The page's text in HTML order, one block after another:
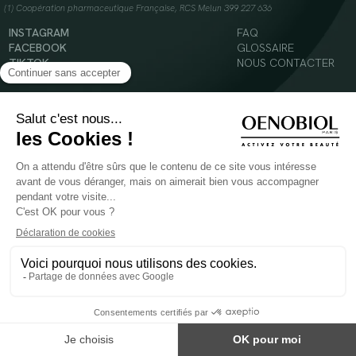
(1) Coopération pharmaceutique Française, RCS Melun 399 227 636
INSTAGRAM
FACEBOOK
TIKTOK
YOUTUBE
FAQ
GLOSSAIRE
NOUS CONTACTER
© 2024 Oenobiol Paris
Mentions légales
Politique en matière de cookies
POUR VOTRE SANTÉ, MANGEZ AU MOINS CINQ FRUITS ET LÉGUMES PAR JOUR -
Les complément alimentaires doivent être utilisés dans le cadre d'un mode de vie sain et
ne pas être utilisés comme substituts d'un régimes alimentaire varié et équilibré.